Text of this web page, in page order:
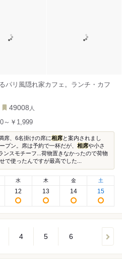
パリ風隠れ家カフェ。ランチ・カフ
49008 人
～￥1,999
席、6名掛けの席に相席と案内されまし
プン。席は予約で一杯だが、 相席や小さ
ンスモチーフ...荷物置きなかったので荷物
で使ったんですが最高でした...
水
12
木
13
金
14
土
15
4 5 6